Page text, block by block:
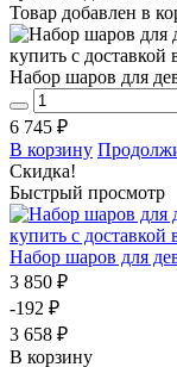
Товар добавлен в
Набор шаров для
6 745 ₽
В корзину
Скидка!
Быстрый просмотр
Набор шаров для
3 850 ₽
-192 ₽
3 658 ₽
В корзину